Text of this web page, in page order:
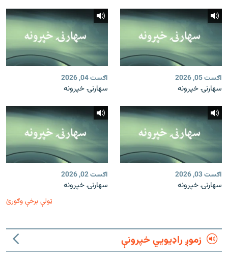
اګست 05, 2026
سهارنۍ خپرونه
اګست 04, 2026
سهارنۍ خپرونه
اګست 03, 2026
سهارنۍ خپرونه
اګست 02, 2026
سهارنۍ خپرونه
ټولې برخې وګورئ
زموږ راډیويي خپرونې